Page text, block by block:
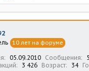
10 лет на форуме
05.09.2010 Сообщения
3 426 Возраст 34